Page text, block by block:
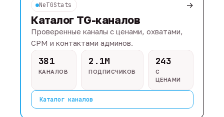
NeTGStats →
Каталог TG-каналов
Проверенные каналы с ценами, охватами,
CPM и контактами админов.
381
КАНАЛОВ
2.1M
ПОДПИСЧИКОВ
243
С
ЦЕНАМИ
Каталог каналов